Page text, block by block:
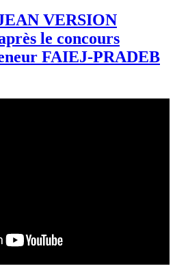
VERSION
le concours
FAIEJ-PRADEB